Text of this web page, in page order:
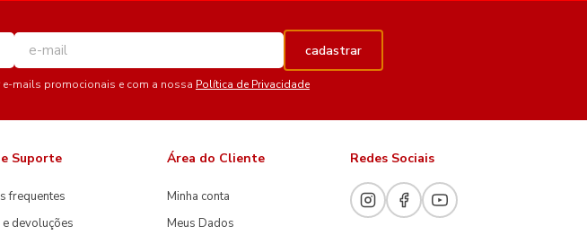
cadastrar
e-mails promocionais e com a nossa Política de Privacidade
Suporte
frequentes
devoluções
Área do Cliente
Minha conta
Meus Dados
Redes Sociais